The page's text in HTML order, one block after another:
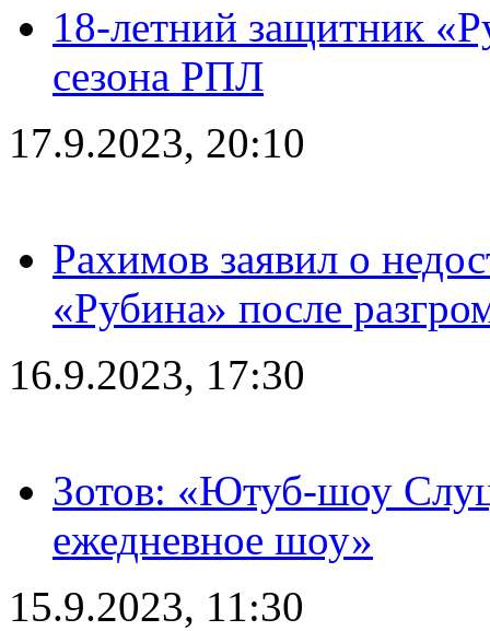
18-летний защитник
сезона РПЛ
17.9.2023, 20:10
Рахимов заявил о
«Рубина» после
16.9.2023, 17:30
Зотов: «Ютуб-шоу
ежедневное шоу»
15.9.2023, 11:30